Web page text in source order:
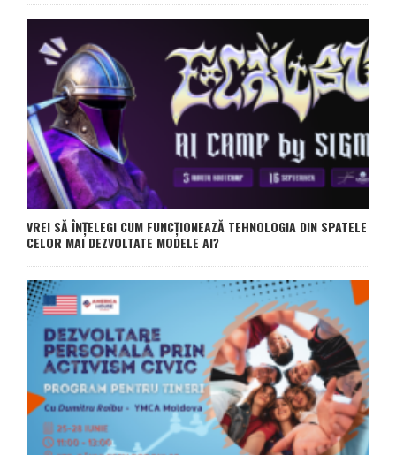
VREI SĂ ÎNȚELEGI CUM FUNCȚIONEAZĂ TEHNOLOGIA DIN SPATELE
CELOR MAI DEZVOLTATE MODELE AI?